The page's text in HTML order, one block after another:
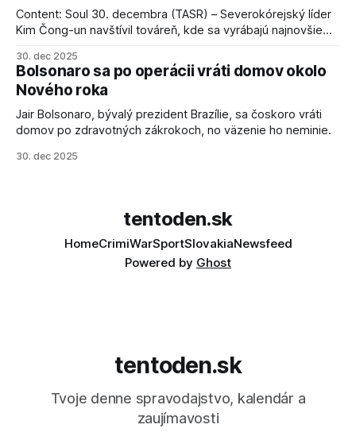
Content: Soul 30. decembra (TASR) – Severokórejský líder
Kim Čong-un navštívil továreň, kde sa vyrábajú najnovšie
schopnosti. Informovali o tom štátne médiá KĽDR, na ktoré
sa odvoláva agentúra AFP.
30. dec 2025
Bolsonaro sa po operácii vráti domov okolo
Nového roka
Jair Bolsonaro, bývalý prezident Brazílie, sa čoskoro vráti
domov po zdravotných zákrokoch, no väzenie ho neminie.
30. dec 2025
tentoden.sk
HomeCrimiWarSportSlovakiaNewsfeed
Powered by Ghost
tentoden.sk
Tvoje denne spravodajstvo, kalendár a
zaujímavosti